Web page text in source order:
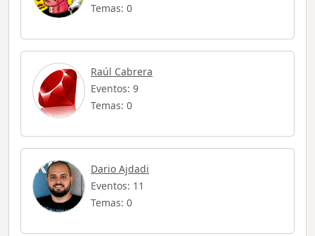
Temas: 0
Raúl Cabrera
Eventos: 9
Temas: 0
Dario Ajdadi
Eventos: 11
Temas: 0